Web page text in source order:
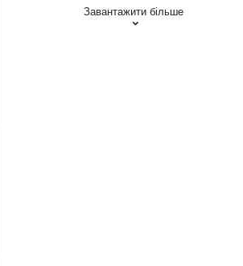
Завантажити більше